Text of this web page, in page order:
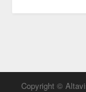
Copyright ©